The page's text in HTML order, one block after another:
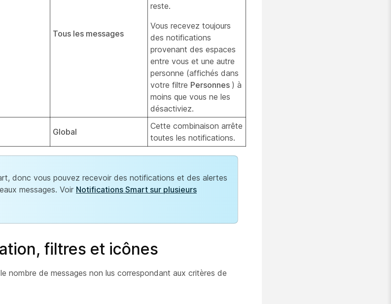
Tous les messages
reste.
Vous recevez toujours
des notifications
provenant des espaces
entre vous et une autre
personne (affichés dans
votre filtre Personnes ) à
moins que vous ne les
désactiviez.
Global
Cette combinaison arrête
toutes les notifications.
donc vous pouvez recevoir des notifications et des alertes
messages. Voir Notifications Smart sur plusieurs
filtres et icônes
nombre de messages non lus correspondant aux critères de